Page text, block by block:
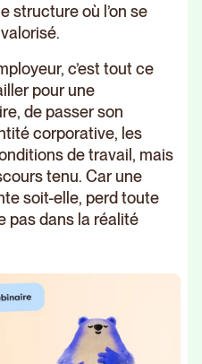
structure où l’on se
c’est tout ce
pour une
de passer son
corporative, les
de travail, mais
tenu. Car une
soit-elle, perd toute
pas dans la réalité